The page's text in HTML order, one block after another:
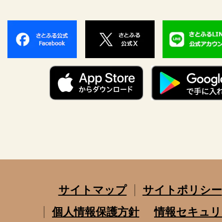
サイトマップ
サイトポリシー
個人情報保護方針
情報セキュ